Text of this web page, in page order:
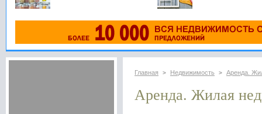
Главная > Недвижимость > Аренда.
Аренда. Жилая